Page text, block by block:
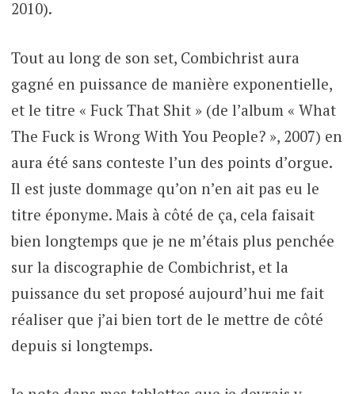
2010).
Tout au long de son set, Combichrist aura
gagné en puissance de manière exponentielle,
et le titre « Fuck That Shit » (de l’album « What
The Fuck is Wrong With You People? », 2007) en
aura été sans conteste l’un des points d’orgue.
Il est juste dommage qu’on n’en ait pas eu le
titre éponyme. Mais à côté de ça, cela faisait
bien longtemps que je ne m’étais plus penchée
sur la discographie de Combichrist, et la
puissance du set proposé aujourd’hui me fait
réaliser que j’ai bien tort de le mettre de côté
depuis si longtemps.